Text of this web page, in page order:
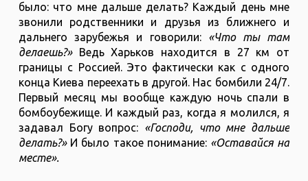
было: что мне дальше делать? Каждый день мне
звонили родственники и друзья из ближнего и
дальнего зарубежья и говорили: «Что ты там
делаешь?»Ведь Харьков находится в 27 км от
границы с Россией. Это фактически как с одного
конца Киева переехать в другой. Нас бомбили 24/7.
Первый месяц мы вообще каждую ночь спали в
бомбоубежище. И каждый раз, когда я молился, я
задавал Богу вопрос: «Господи, что мне дальше
делать?»И было такое понимание: «Оставайся на
месте».